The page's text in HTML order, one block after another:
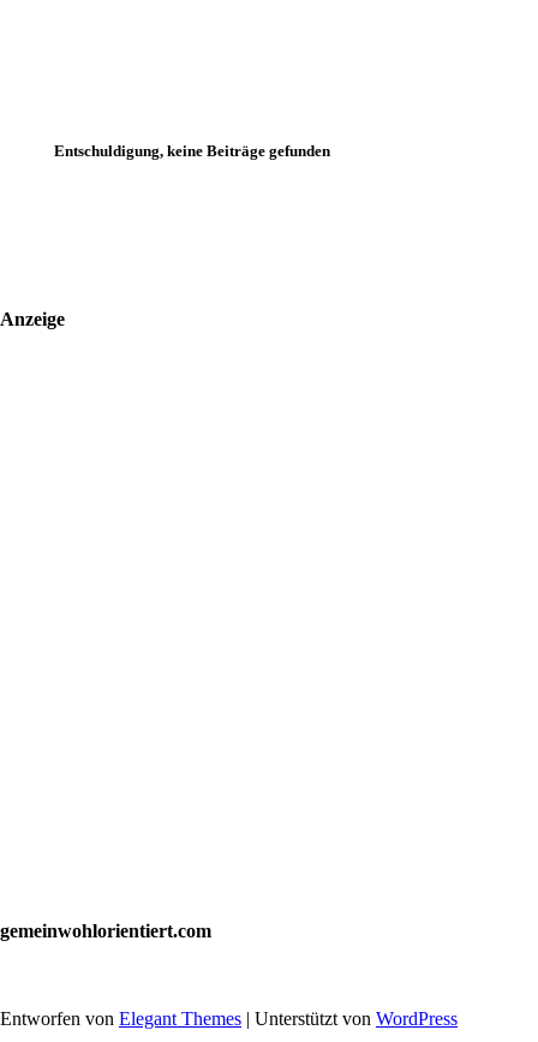
Entschuldigung, keine Beiträge gefunden
Anzeige
gemeinwohlorientiert.com
Entworfen von Elegant Themes | Unterstützt von WordPress